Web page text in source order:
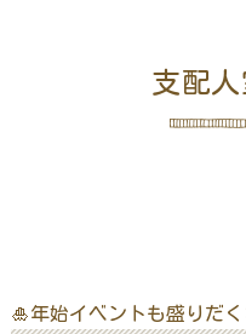
支配
🎍年始イベントも盛りだ